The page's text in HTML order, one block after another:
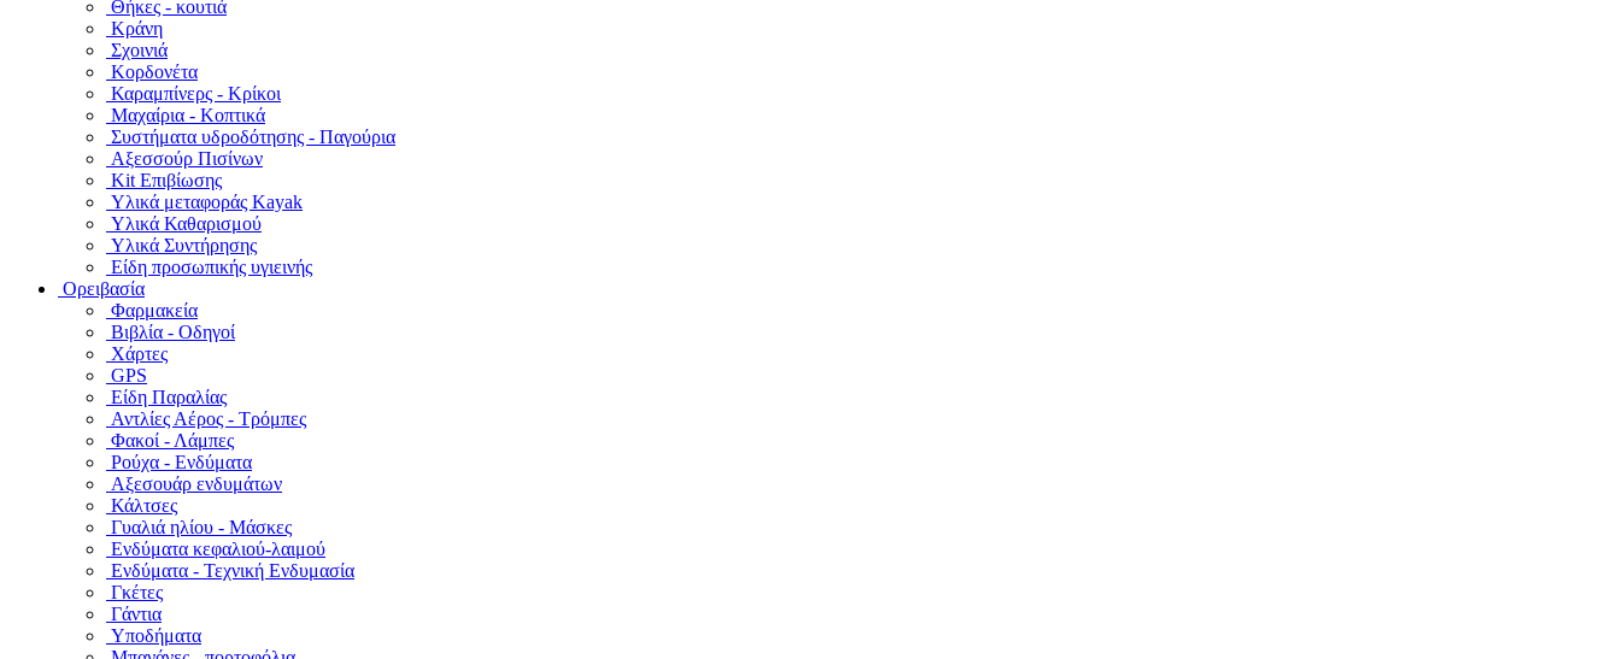
Θήκες - κουτιά
Κράνη
Σχοινιά
Κορδονέτα
Καραμπίνερς - Κρίκοι
Μαχαίρια - Κοπτικά
Συστήματα υδροδότησης - Παγούρια
Αξεσσούρ Πισίνων
Kit Επιβίωσης
Υλικά μεταφοράς Kayak
Υλικά Καθαρισμού
Υλικά Συντήρησης
Είδη προσωπικής υγιεινής
Ορειβασία
Φαρμακεία
Βιβλία - Οδηγοί
Χάρτες
GPS
Είδη Παραλίας
Αντλίες Αέρος - Τρόμπες
Φακοί - Λάμπες
Ρούχα - Ενδύματα
Αξεσουάρ ενδυμάτων
Κάλτσες
Γυαλιά ηλίου - Μάσκες
Ενδύματα κεφαλιού-λαιμού
Ενδύματα - Τεχνική Ενδυμασία
Γκέτες
Γάντια
Υποδήματα